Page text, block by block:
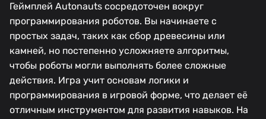
Геймплей Autonauts сосредоточен вокруг
программирования роботов. Вы начинаете с
простых задач, таких как сбор древесины или
камней, но постепенно усложняете алгоритмы,
чтобы роботы могли выполнять более сложные
действия. Игра учит основам логики и
программирования в игровой форме, что делает её
отличным инструментом для развития навыков. На